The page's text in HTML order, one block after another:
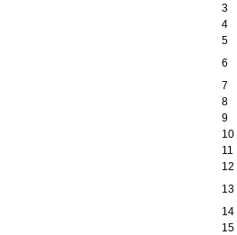
3
4
5
6
7
8
9
10
11
12
13
14
15